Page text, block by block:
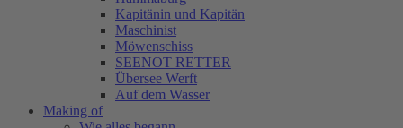
Kapitänin und Kapitän
Maschinist
Möwenschiss
SEENOT RETTER
Übersee Werft
Auf dem Wasser
Making of